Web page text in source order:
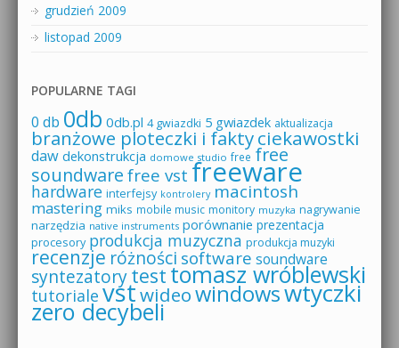
grudzień 2009
listopad 2009
POPULARNE TAGI
0 db 0db 0db.pl 4 gwiazdki 5 gwiazdek aktualizacja
branżowe ploteczki i faktyciekawostki
daw dekonstrukcja domowe studio free free
soundware free vst freeware
hardware interfejsy kontrolery macintosh
mastering miks mobile music monitory muzyka nagrywanie
narzędzia native instruments porównanie prezentacja
procesory produkcja muzyczna produkcja muzyki
recenzje różności software soundware
syntezatorytesttomasz wróblewski
tutoriale vstwideowindowswtyczki
zero decybeli